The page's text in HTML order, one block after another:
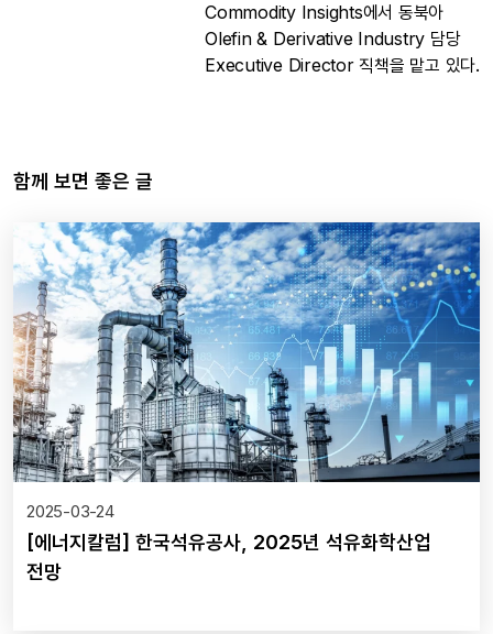
Commodity Insights에서 동북아
Olefin & Derivative Industry 담당
Executive Director 직책을 맡고 있다.
함께 보면 좋은 글
2025-03-24
[에너지칼럼] 한국석유공사, 2025년 석유화학산업
전망